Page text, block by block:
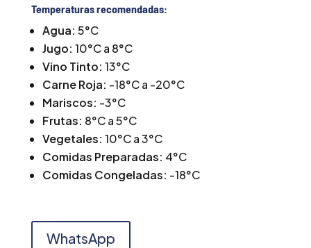
Temperaturas recomendadas:
Agua: 5°C
Jugo: 10°C a 8°C
Vino Tinto: 13°C
Carne Roja: -18°C a -20°C
Mariscos: -3°C
Frutas: 8°C a 5°C
Vegetales: 10°C a 3°C
Comidas Preparadas: 4°C
Comidas Congeladas: -18°C
WhatsApp